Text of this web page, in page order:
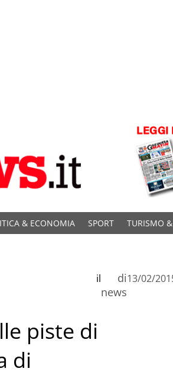
& ECONOMIA SPORT TURISMO
di
news
il 13/02/
piste di
di